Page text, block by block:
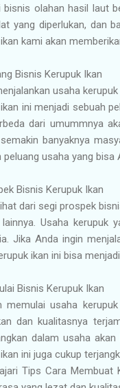
bisnis olahan hasil laut
yang diperlukan, dan
kami akan
Bisnis Kerupuk Ikan
usaha
ini menjadi sebuah
dari umummnya
banyaknya
peluang usaha yang bisa
Bisnis Kerupuk Ikan
dari segi prospek
lainnya. Usaha kerupuk
Jika Anda ingin
ikan ini bisa
Bisnis Kerupuk Ikan
memulai usaha
dan kualitasnya
dalam usaha
ini juga cukup
Tips Cara Membuat